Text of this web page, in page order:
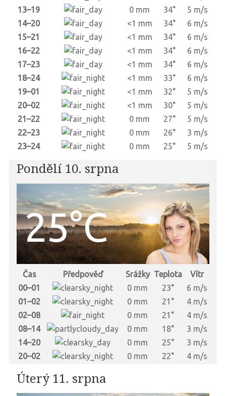
13–19
0 mm 34°
5 m/s
14–20
<1 mm 34°
6 m/s
15–21
<1 mm 34°
6 m/s
16–22
<1 mm 34°
6 m/s
17–23
<1 mm 34°
6 m/s
18–24
<1 mm 33°
6 m/s
19–01
<1 mm 32°
5 m/s
20–02
<1 mm 30°
5 m/s
21–22
0 mm 27°
5 m/s
22–23
0 mm 26°
3 m/s
23–24
0 mm 25° 5 m/s
Pondělí 10. srpna
25°C
Čas Předpověď Srážky Teplota
Vítr
00–01
0 mm 23°
6 m/s
01–02
0 mm 21°
4 m/s
02–08
0 mm 21°
4 m/s
08–14
0 mm 18°
3 m/s
14–20
0 mm 25°
3 m/s
20–02
0 mm 22° 4 m/s
Úterý 11. srpna